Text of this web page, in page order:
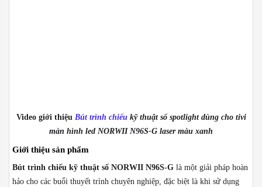
Video giới thiệu Bút trình chiếukỹ thuật số spotlight dùng cho tivi
màn hình led NORWII N96S-G laser màu xanh
Giới thiệu sản phẩm
Bút trình chiếu kỹ thuật số NORWII N96S-G là một giải pháp hoàn
hảo cho các buổi thuyết trình chuyên nghiệp, đặc biệt là khi sử dụng